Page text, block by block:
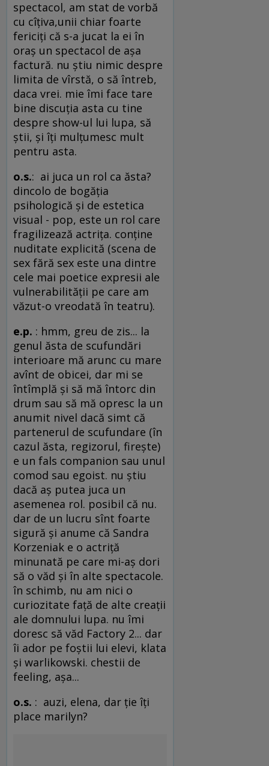
spectacol, am stat de vorbă
cu cîţiva,unii chiar foarte
fericiţi că s-a jucat la ei în
oraş un spectacol de aşa
factură. nu ştiu nimic despre
limita de vîrstă, o să întreb,
daca vrei. mie îmi face tare
bine discuţia asta cu tine
despre show-ul lui lupa, să
ştii, şi îţi mulţumesc mult
pentru asta.
o.s.: ai juca un rol ca ăsta?
dincolo de bogăţia
psihologică şi de estetica
visual - pop, este un rol care
fragilizează actriţa. conţine
nuditate explicită (scena de
sex fără sex este una dintre
cele mai poetice expresii ale
vulnerabilităţii pe care am
văzut-o vreodată în teatru).
e.p. : hmm, greu de zis... la
genul ăsta de scufundări
interioare mă arunc cu mare
avînt de obicei, dar mi se
întîmplă şi să mă întorc din
drum sau să mă opresc la un
anumit nivel dacă simt că
partenerul de scufundare (în
cazul ăsta, regizorul, fireşte)
e un fals companion sau unul
comod sau egoist. nu ştiu
dacă aş putea juca un
asemenea rol. posibil că nu.
dar de un lucru sînt foarte
sigură şi anume că Sandra
Korzeniak e o actriţă
minunată pe care mi-aş dori
să o văd şi în alte spectacole.
în schimb, nu am nici o
curiozitate faţă de alte creaţii
ale domnului lupa. nu îmi
doresc să văd Factory 2... dar
îi ador pe foştii lui elevi, klata
şi warlikowski. chestii de
feeling, aşa...
o.s. : auzi, elena, dar ţie îţi
place marilyn?